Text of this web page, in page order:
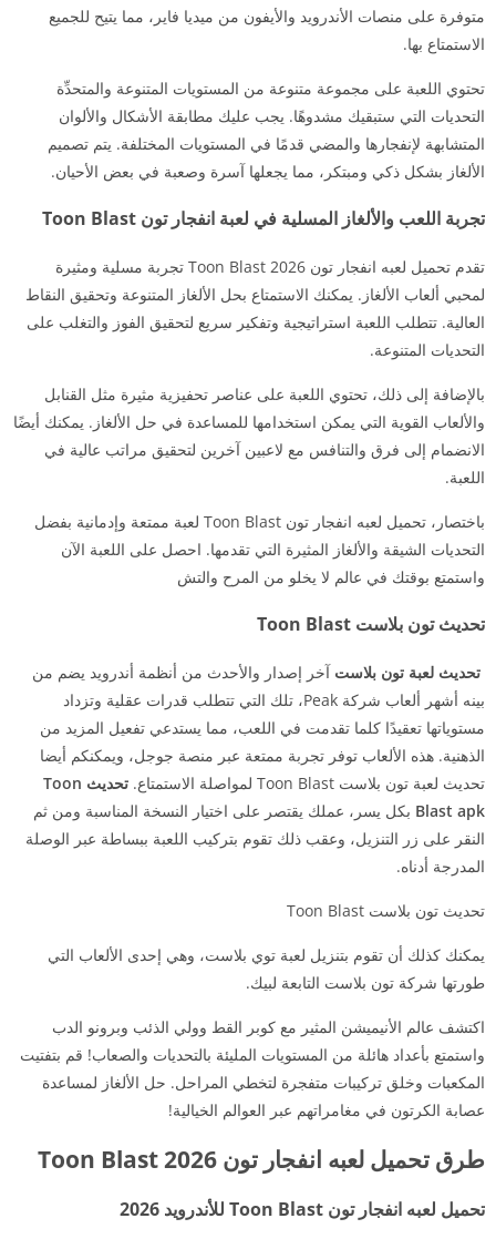
متوفرة على منصات الأندرويد والأيفون من ميديا فاير، مما يتيح للجميع
الاستمتاع بها.
تحتوي اللعبة على مجموعة متنوعة من المستويات المتنوعة والمتحدِّة
التحديات التي ستبقيك مشدوهًا. يجب عليك مطابقة الأشكال والألوان
المتشابهة لإنفجارها والمضي قدمًا في المستويات المختلفة. يتم تصميم
الألغاز بشكل ذكي ومبتكر، مما يجعلها آسرة وصعبة في بعض الأحيان.
تجربة اللعب والألغاز المسلية في لعبة انفجار تون Toon Blast
تقدم تحميل لعبه انفجار تون 2026 Toon Blast تجربة مسلية ومثيرة
لمحبي ألعاب الألغاز. يمكنك الاستمتاع بحل الألغاز المتنوعة وتحقيق النقاط
العالية. تتطلب اللعبة استراتيجية وتفكير سريع لتحقيق الفوز والتغلب على
التحديات المتنوعة.
بالإضافة إلى ذلك، تحتوي اللعبة على عناصر تحفيزية مثيرة مثل القنابل
والألعاب القوية التي يمكن استخدامها للمساعدة في حل الألغاز. يمكنك أيضًا
الانضمام إلى فرق والتنافس مع لاعبين آخرين لتحقيق مراتب عالية في
اللعبة.
باختصار، تحميل لعبه انفجار تون Toon Blast لعبة ممتعة وإدمانية بفضل
التحديات الشيقة والألغاز المثيرة التي تقدمها. احصل على اللعبة الآن
واستمتع بوقتك في عالم لا يخلو من المرح والتش
تحديث تون بلاست Toon Blast
تحديث لعبة تون بلاستآخر إصدار والأحدث من أنظمة أندرويد يضم من
بينه أشهر ألعاب شركة Peak، تلك التي تتطلب قدرات عقلية وتزداد
مستوياتها تعقيدًا كلما تقدمت في اللعب، مما يستدعي تفعيل المزيد من
الذهنية. هذه الألعاب توفر تجربة ممتعة عبر منصة جوجل، ويمكنكم أيضا
تحديث لعبة تون بلاست Toon Blast لمواصلة الاستمتاع.
تحديث Toon
Blast apk بكل يسر، عملك يقتصر على اختيار النسخة المناسبة ومن ثم
النقر على زر التنزيل، وعقب ذلك تقوم بتركيب اللعبة ببساطة عبر الوصلة
المدرجة أدناه.
تحديث تون بلاست Toon Blast
يمكنك كذلك أن تقوم بتنزيل لعبة توي بلاست، وهي إحدى الألعاب التي
طورتها شركة تون بلاست التابعة لبيك.
اكتشف عالم الأنيميشن المثير مع كوبر القط وولي الذئب وبرونو الدب
واستمتع بأعداد هائلة من المستويات المليئة بالتحديات والصعاب! قم بتفتيت
المكعبات وخلق تركيبات متفجرة لتخطي المراحل. حل الألغاز لمساعدة
عصابة الكرتون في مغامراتهم عبر العوالم الخيالية!
طرق تحميل لعبه انفجار تون 2026 Toon Blast
تحميل لعبه انفجار تون Toon Blast للأندرويد 2026